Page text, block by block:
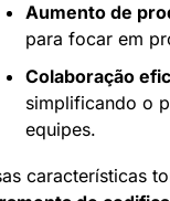
Aumento de
para focar em
Colaboração
simplificando o
equipes.